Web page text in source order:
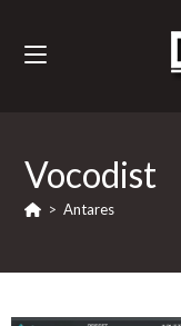
Vocodist
> Antares